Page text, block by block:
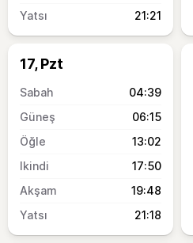
21:21
17, Pzt
04:39
06:15
13:02
17:50
19:48
21:18